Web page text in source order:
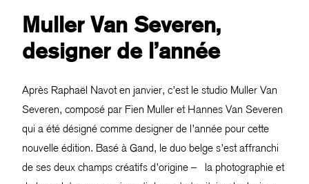
Muller Van Severen,
designer de l’année
Après Raphaël Navot en janvier, c’est le studio Muller Van
Severen, composé par Fien Muller et Hannes Van Severen
qui a été désigné comme designer de l’année pour cette
nouvelle édition. Basé à Gand, le duo belge s’est affranchi
de ses deux champs créatifs d’origine – la photographie et